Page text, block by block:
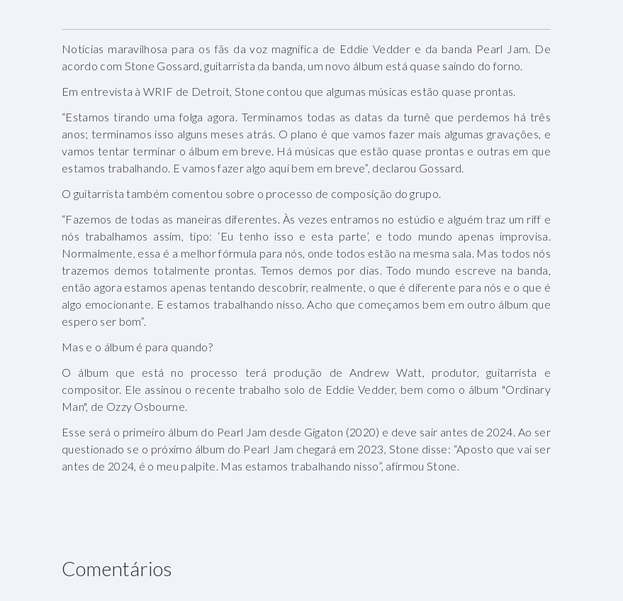
Notícias maravilhosa para os fãs da voz magnífica de Eddie Vedder e da banda Pearl Jam. De
acordo com Stone Gossard, guitarrista da banda, um novo álbum está quase saindo do forno.
Em entrevista à WRIF de Detroit, Stone contou que algumas músicas estão quase prontas.
“Estamos tirando uma folga agora. Terminamos todas as datas da turnê que perdemos há três
anos; terminamos isso alguns meses atrás. O plano é que vamos fazer mais algumas gravações, e
vamos tentar terminar o álbum em breve. Há músicas que estão quase prontas e outras em que
estamos trabalhando. E vamos fazer algo aqui bem em breve”, declarou Gossard.
O guitarrista também comentou sobre o processo de composição do grupo.
“Fazemos de todas as maneiras diferentes. Às vezes entramos no estúdio e alguém traz um riff e
nós trabalhamos assim, tipo: ‘Eu tenho isso e esta parte’, e todo mundo apenas improvisa.
Normalmente, essa é a melhor fórmula para nós, onde todos estão na mesma sala. Mas todos nós
trazemos demos totalmente prontas. Temos demos por dias. Todo mundo escreve na banda,
então agora estamos apenas tentando descobrir, realmente, o que é diferente para nós e o que é
algo emocionante. E estamos trabalhando nisso. Acho que começamos bem em outro álbum que
espero ser bom”.
Mas e o álbum é para quando?
O álbum que está no processo terá produção de Andrew Watt, produtor, guitarrista e
compositor. Ele assinou o recente trabalho solo de Eddie Vedder, bem como o álbum "Ordinary
Man", de Ozzy Osbourne.
Esse será o primeiro álbum do Pearl Jam desde Gigaton (2020) e deve sair antes de 2024. Ao ser
questionado se o próximo álbum do Pearl Jam chegará em 2023, Stone disse: “Aposto que vai ser
antes de 2024, é o meu palpite. Mas estamos trabalhando nisso”, afirmou Stone.
Comentários